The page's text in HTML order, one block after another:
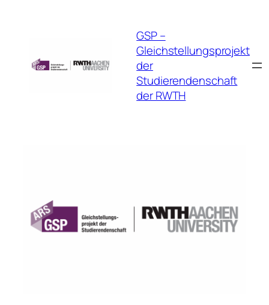
GSP –
Gleichstellungsprojekt
der
Studierendenschaft
der RWTH